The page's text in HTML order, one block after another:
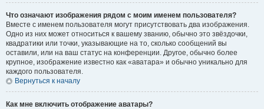
Что означают изображения рядом с моим именем пользователя?
Вместе с именем пользователя могут присутствовать два изображения.
Одно из них может относиться к вашему званию, обычно это звёздочки,
квадратики или точки, указывающие на то, сколько сообщений вы
оставили, или на ваш статус на конференции. Другое, обычно более
крупное, изображение известно как «аватара» и обычно уникально для
каждого пользователя.
Вернуться к началу
Как мне включить отображение аватары?